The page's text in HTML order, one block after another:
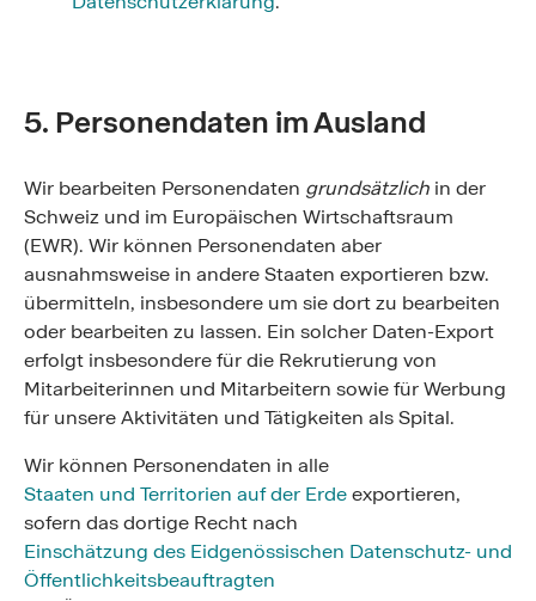
5. Personendaten im Ausland
Wir bearbeiten Personendaten grundsätzlich in der
Schweiz und im Europäischen Wirtschaftsraum
(EWR). Wir können Personendaten aber
ausnahmsweise in andere Staaten exportieren bzw.
übermitteln, insbesondere um sie dort zu bearbeiten
oder bearbeiten zu lassen. Ein solcher Daten-Export
erfolgt insbesondere für die Rekrutierung von
Mitarbeiterinnen und Mitarbeitern sowie für Werbung
für unsere Aktivitäten und Tätigkeiten als Spital.
Wir können Personendaten in alle
Staaten und Territorien auf der Erdeexportieren,
sofern das dortige Recht nach
Einschätzung des Eidgenössischen Datenschutz- und
Öffentlichkeitsbeauftragten